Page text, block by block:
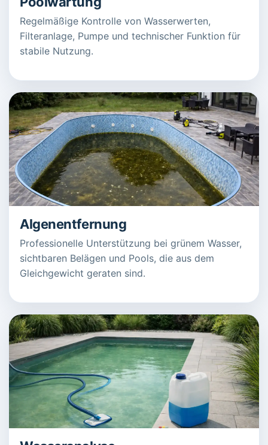
Regelmäßige Kontrolle von Wasserwerten,
Filteranlage, Pumpe und technischer Funktion für
stabile Nutzung.
Algenentfernung
Professionelle Unterstützung bei grünem Wasser,
sichtbaren Belägen und Pools, die aus dem
Gleichgewicht geraten sind.